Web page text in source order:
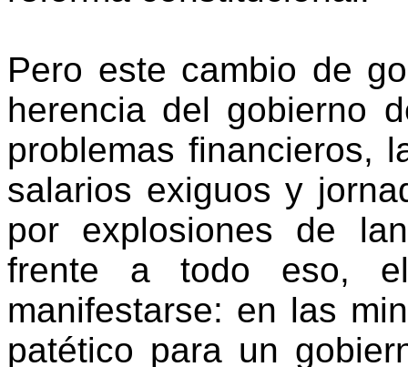
Pero este cambio de
herencia del gobierno
problemas financieros,
salarios exiguos y
por explosiones de
frente a todo eso,
manifestarse: en las
patético para un